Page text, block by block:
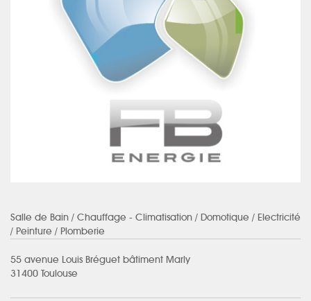
Salle de Bain / Chauffage - Climatisation / Domotique / Electricité
/ Peinture / Plomberie
55 avenue Louis Bréguet bâtiment Marly
31400 Toulouse